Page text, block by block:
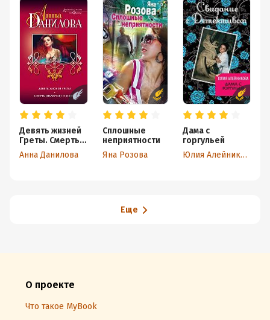
Девять жизней
Греты. Смерть
отключает
телефон
Анна Данилова
Сплошные
неприятности
Яна Розова
Дама с
горгульей
Юлия Алейникова
Еще
О проекте
Что такое MyBook